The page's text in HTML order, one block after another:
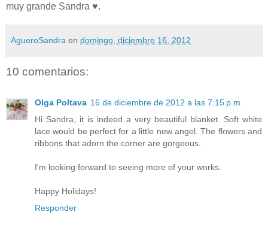
muy grande Sandra ♥.
AgueroSandra en domingo, diciembre 16, 2012
10 comentarios:
Olga Poltava 16 de diciembre de 2012 a las 7:15 p.m.
Hi Sandra, it is indeed a very beautiful blanket. Soft white
lace would be perfect for a little new angel. The flowers and
ribbons that adorn the corner are gorgeous.
I'm looking forward to seeing more of your works.
Happy Holidays!
Responder